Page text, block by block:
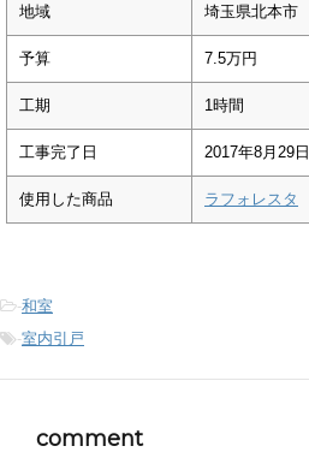
地域 埼玉県北本市
予算 7.5万円
工期 1時間
工事完了日 2017年8月29日
使用した商品 ラフォレスタ
-和室
-室内引戸
comment